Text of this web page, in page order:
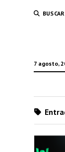
BUSCAR
7 agosto,